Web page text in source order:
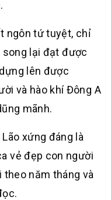
ngôn tứ tuyệt, chỉ
lại đạt được
lên được
và hào khí Đông A
mãnh.
xứng đáng là
vẻ đẹp con người
theo năm tháng và